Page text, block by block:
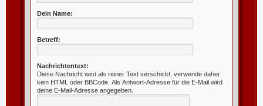
Dein Name:
Betreff:
Nachrichtentext:
Diese Nachricht wird als reiner Text verschickt, verwende daher
kein HTML oder BBCode. Als Antwort-Adresse für die E-Mail wird
deine E-Mail-Adresse angegeben.